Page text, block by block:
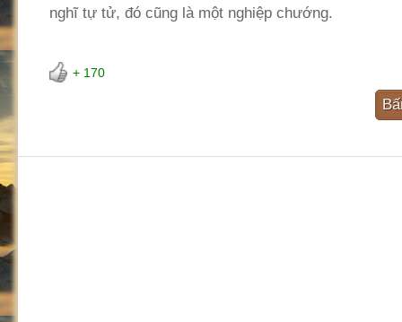
nghĩ tự tử, đó cũng là một nghiệp chướng.
+ 170